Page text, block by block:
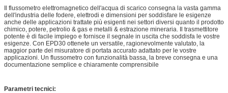
Il flussometro elettromagnetico dell'acqua di scarico consegna la vasta gamma
dell'industria delle fodere, elettrodi e dimensioni per soddisfare le esigenze
anche delle applicazioni trattate più esigenti nei settori diversi quanto il prodotto
chimico, potere, petrolio & gas e metalli & estrazione mineraria. Il trasmettitore
potente è di facile impiego e fornisce il segnale in uscita che soddisfa le vostre
esigenze. Con EPD30 ottenete un versatile, ragionevolmente valutato, la
maggior parte del misuratore di portata accurato adattato per le vostre
applicazioni. Un flussometro con funzionalità bassa, la breve consegna e una
documentazione semplice e chiaramente comprensibile
Parametri tecnici: